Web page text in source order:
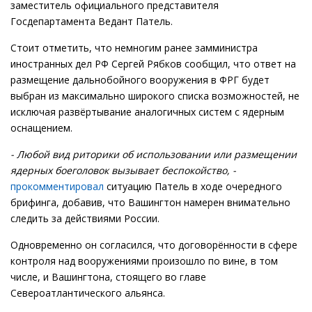
заместитель официального представителя
Госдепартамента Ведант Патель.
Стоит отметить, что немногим ранее замминистра
иностранных дел РФ Сергей Рябков сообщил, что ответ на
размещение дальнобойного вооружения в ФРГ будет
выбран из максимально широкого списка возможностей, не
исключая развёртывание аналогичных систем с ядерным
оснащением.
- Любой вид риторики об использовании или размещении
ядерных боеголовок вызывает беспокойство, -
прокомментировал ситуацию Патель в ходе очередного
брифинга, добавив, что Вашингтон намерен внимательно
следить за действиями России.
Одновременно он согласился, что договорённости в сфере
контроля над вооружениями произошло по вине, в том
числе, и Вашингтона, стоящего во главе
Североатлантического альянса.